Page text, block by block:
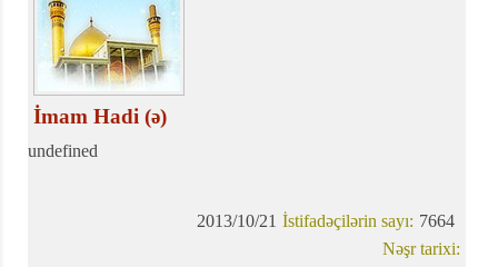
İmam Hadi (ə)
undefined
7664
İstifadəçilərin sayı:
2013/10/21
Nəşr tarixi: